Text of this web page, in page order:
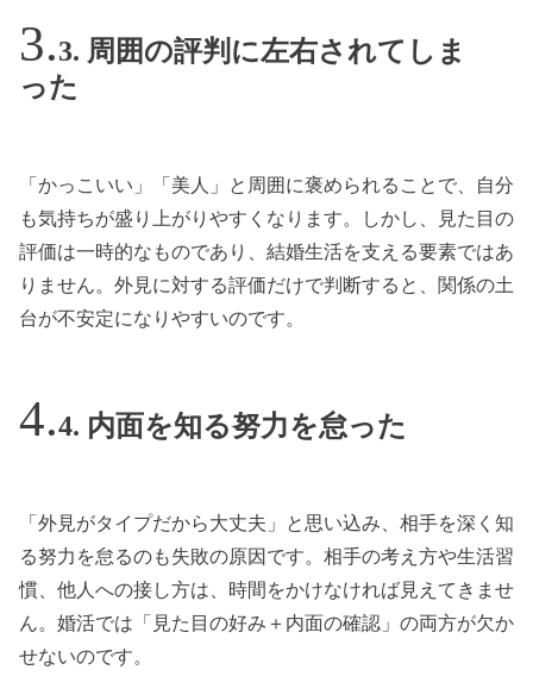
3. 周囲の評判に左右されてしま
った
「かっこいい」「美人」と周囲に褒められることで、自分
も気持ちが盛り上がりやすくなります。しかし、見た目の
評価は一時的なものであり、結婚生活を支える要素ではあ
りません。外見に対する評価だけで判断すると、関係の土
台が不安定になりやすいのです。
4. 内面を知る努力を怠った
「外見がタイプだから大丈夫」と思い込み、相手を深く知
る努力を怠るのも失敗の原因です。相手の考え方や生活習
慣、他人への接し方は、時間をかけなければ見えてきませ
ん。婚活では「見た目の好み＋内面の確認」の両方が欠か
せないのです。